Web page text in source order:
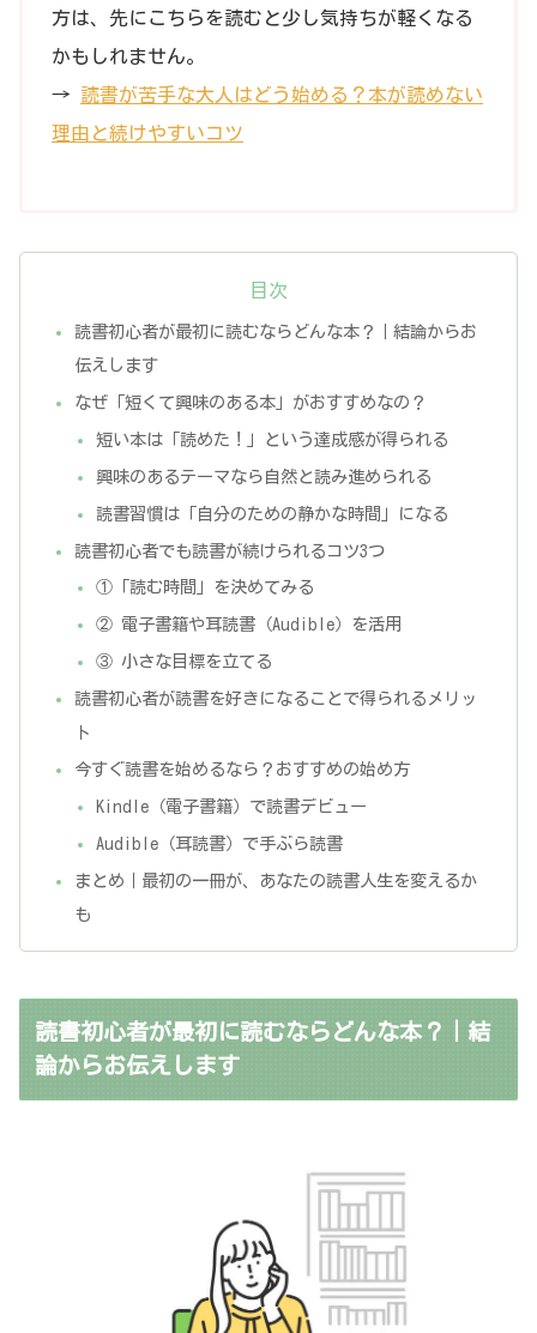
方は、先にこちらを読むと少し気持ちが軽くなる
かもしれません。
→ 読書が苦手な大人はどう始める？本が読めない
理由と続けやすいコツ
目次
読書初心者が最初に読むならどんな本？｜結論からお
伝えします
なぜ「短くて興味のある本」がおすすめなの？
短い本は「読めた！」という達成感が得られる
興味のあるテーマなら自然と読み進められる
読書習慣は「自分のための静かな時間」になる
読書初心者でも読書が続けられるコツ3つ
①「読む時間」を決めてみる
② 電子書籍や耳読書（Audible）を活用
③ 小さな目標を立てる
読書初心者が読書を好きになることで得られるメリッ
ト
今すぐ読書を始めるなら？おすすめの始め方
Kindle（電子書籍）で読書デビュー
Audible（耳読書）で手ぶら読書
まとめ｜最初の一冊が、あなたの読書人生を変えるか
も
読書初心者が最初に読むならどんな本？｜結
論からお伝えします